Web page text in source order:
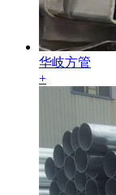
华岐方管
+